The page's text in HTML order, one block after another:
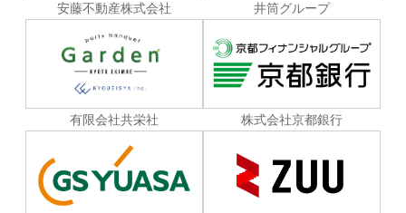
安藤不動産株式会社 井筒グループ
有限会社共栄社 株式会社京都銀行